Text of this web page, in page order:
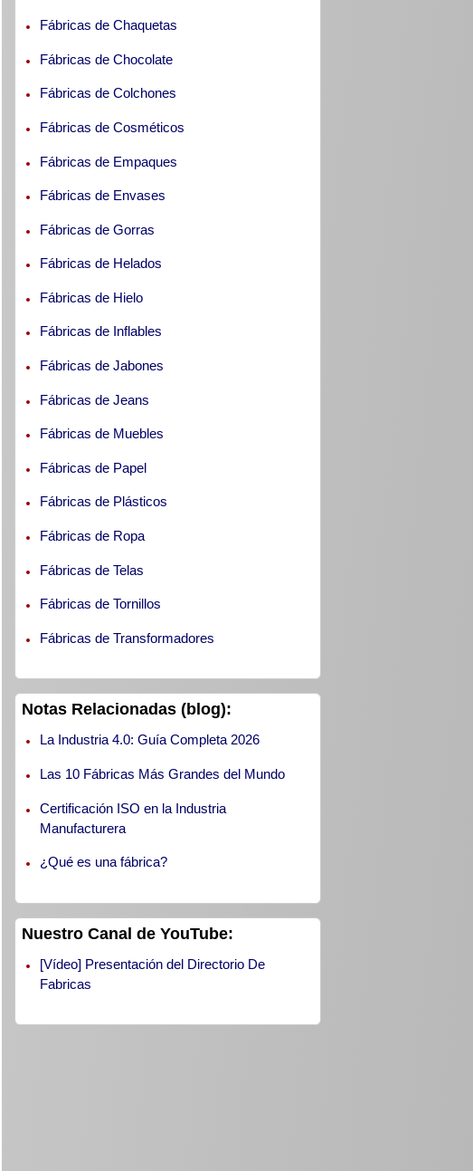
Fábricas de Chaquetas
Fábricas de Chocolate
Fábricas de Colchones
Fábricas de Cosméticos
Fábricas de Empaques
Fábricas de Envases
Fábricas de Gorras
Fábricas de Helados
Fábricas de Hielo
Fábricas de Inflables
Fábricas de Jabones
Fábricas de Jeans
Fábricas de Muebles
Fábricas de Papel
Fábricas de Plásticos
Fábricas de Ropa
Fábricas de Telas
Fábricas de Tornillos
Fábricas de Transformadores
Notas Relacionadas (blog):
La Industria 4.0: Guía Completa 2026
Las 10 Fábricas Más Grandes del Mundo
Certificación ISO en la Industria
Manufacturera
¿Qué es una fábrica?
Nuestro Canal de YouTube:
[Vídeo] Presentación del Directorio De
Fabricas